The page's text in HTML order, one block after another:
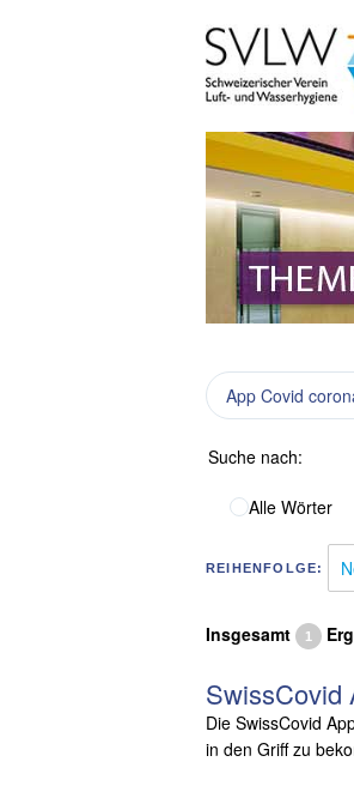
Suche nach:
Alle Wörter
REIHENFOLGE:
Insgesamt 1
SwissCovid
Die SwissCovid
in den Griff zu